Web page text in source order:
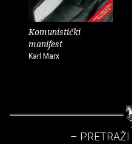
Komunistički
manifest
Karl Marx
–